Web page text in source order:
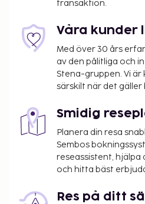
transaktion.
Våra kunder
Med över 30 års
av den pålitliga och
Stena-gruppen. Vi
särskilt när det gäller
Smidig
Planera din resa
Sembos
reseassistent,
och hitta bäst
Res på ditt